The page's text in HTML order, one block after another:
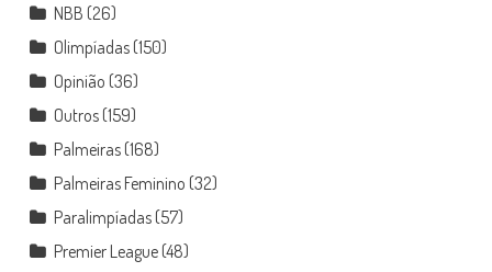
NBB (26)
Olimpíadas(150)
Opinião (36)
Outros(159)
Palmeiras(168)
Palmeiras Feminino (32)
Paralimpíadas(57)
Premier League(48)